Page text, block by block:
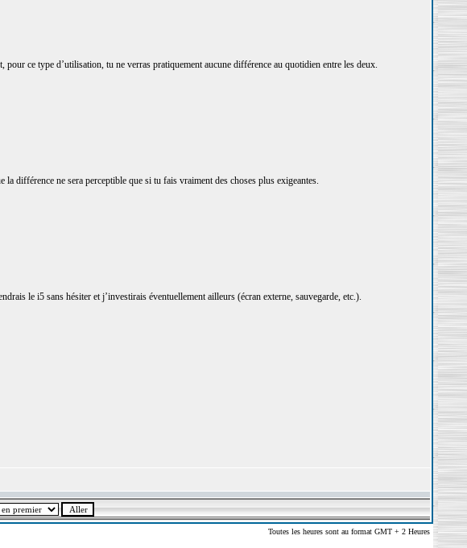
ce type d’utilisation, tu ne verras pratiquement aucune différence au quotidien entre les deux.
différence ne sera perceptible que si tu fais vraiment des choses plus exigeantes.
le i5 sans hésiter et j’investirais éventuellement ailleurs (écran externe, sauvegarde, etc.).
Toutes les heures sont au format GMT + 2 Heures